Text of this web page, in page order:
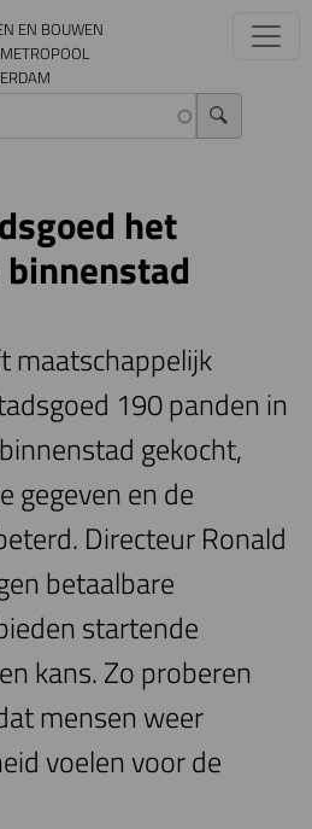
EN BOUWEN
het
maatschappelijk
190 panden in
gekocht,
gegeven en de
Directeur Ronald
betaalbare
startende
kans. Zo proberen
mensen weer
voelen voor de